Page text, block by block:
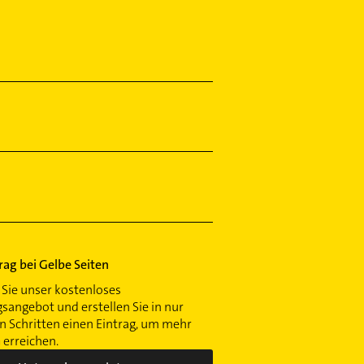
bei Gelbe Seiten
unser kostenloses
und erstellen Sie in nur
Schritten einen Eintrag, um mehr
erreichen.